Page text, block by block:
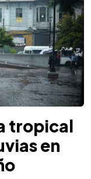
tropical
en